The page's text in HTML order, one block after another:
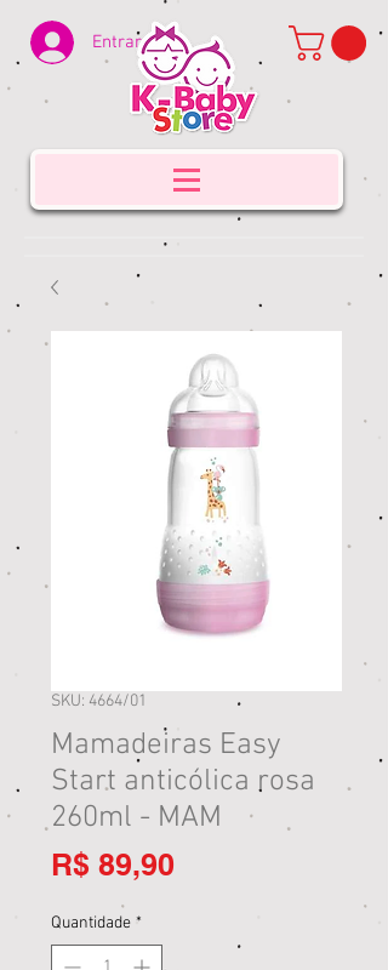
Entrar
SKU: 4664/01
Mamadeiras Easy
Start anticólica rosa
260ml - MAM
R$ 89,90
Quantidade *